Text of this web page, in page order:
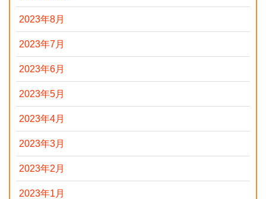
2023年8月
2023年7月
2023年6月
2023年5月
2023年4月
2023年3月
2023年2月
2023年1月